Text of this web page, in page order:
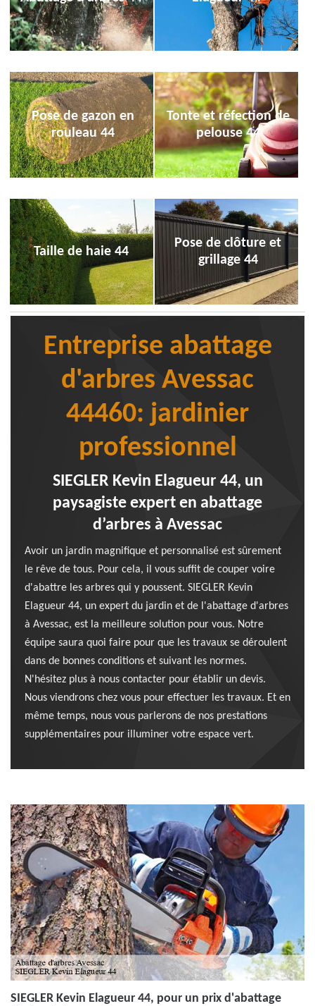
Pose de gazon en
rouleau 44
Tonte et réfection de
pelouse 44
Taille de haie 44
Pose de clôture et
grillage 44
Entreprise abattage
d'arbres Avessac
44460: jardinier
professionnel
SIEGLER Kevin Elagueur 44, un
paysagiste expert en abattage
d’arbres à Avessac
Avoir un jardin magnifique et personnalisé est sûrement
le rêve de tous. Pour cela, il vous suffit de couper voire
d'abattre les arbres qui y poussent. SIEGLER Kevin
Elagueur 44, un expert du jardin et de l'abattage d'arbres
à Avessac, est la meilleure solution pour vous. Notre
équipe saura quoi faire pour que les travaux se déroulent
dans de bonnes conditions et suivant les normes.
N'hésitez plus à nous contacter pour établir un devis.
Nous viendrons chez vous pour effectuer les travaux. Et en
même temps, nous vous parlerons de nos prestations
supplémentaires pour illuminer votre espace vert.
SIEGLER Kevin Elagueur 44, pour un prix d'abattage